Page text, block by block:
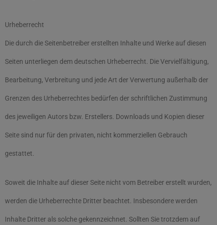
Urheberrecht
Die durch die Seitenbetreiber erstellten Inhalte und Werke auf diesen
Seiten unterliegen dem deutschen Urheberrecht. Die Vervielfältigung,
Bearbeitung, Verbreitung und jede Art der Verwertung außerhalb der
Grenzen des Urheberrechtes bedürfen der schriftlichen Zustimmung
des jeweiligen Autors bzw. Erstellers. Downloads und Kopien dieser
Seite sind nur für den privaten, nicht kommerziellen Gebrauch
gestattet.
Soweit die Inhalte auf dieser Seite nicht vom Betreiber erstellt wurden,
werden die Urheberrechte Dritter beachtet. Insbesondere werden
Inhalte Dritter als solche gekennzeichnet. Sollten Sie trotzdem auf